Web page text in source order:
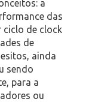
a
das
ciclo de clock
de
ainda
sendo
para a
ou